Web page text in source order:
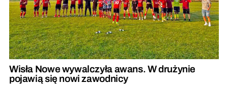
Wisła Nowe wywalczyła awans. W drużynie
pojawią się nowi zawodnicy